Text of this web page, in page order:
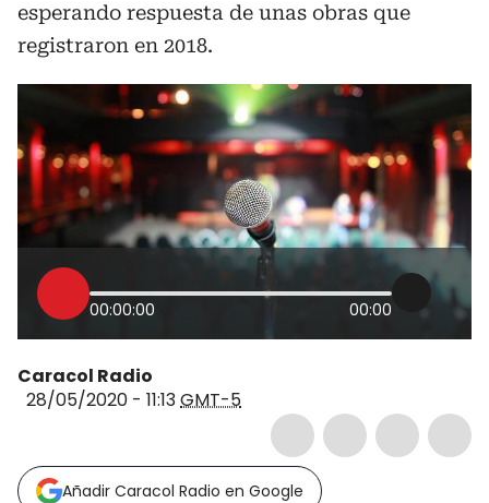
esperando respuesta de unas obras que
registraron en 2018.
00:00:00 00:00
Caracol Radio
28/05/2020 - 11:13GMT-5
Añadir Caracol Radio en Google